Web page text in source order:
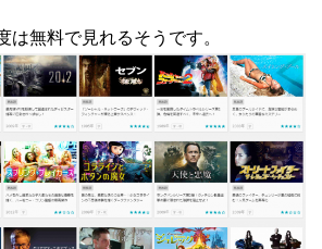
無料で見れるそうです。